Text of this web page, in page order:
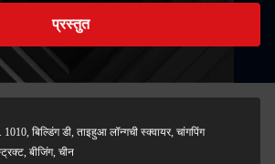
प्रस्तुत
1010, बिल्डिंग डी, ताइहुआ लॉन्गची स्क्वायर, चांगपिंग
बीजिंग, चीन